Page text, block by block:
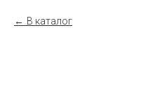
В каталог